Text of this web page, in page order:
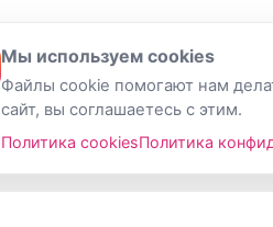
Мы используем cookies
Файлы cookie помогают нам
сайт, вы соглашаетесь с этим.
Политика cookiesПолитика